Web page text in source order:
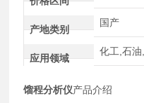
产地类别
国产
应用领域
化工,石
馏程分析仪产品介绍